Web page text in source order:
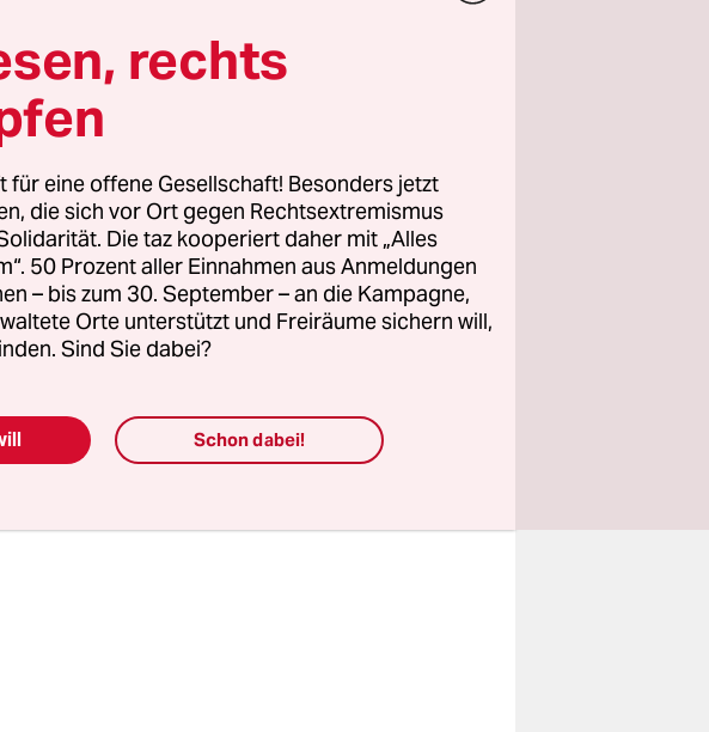
von einem
gekürt.
. Dobrindt hatte es im
um all den
mal kräftig eins
Landtagswahl vielleicht
hat es bekanntlich
der Stimmen. Aber einen
Eskalierer, hatte es
rechts
eine offene Gesellschaft! Besonders jetzt
die sich vor Ort gegen Rechtsextremismus
Die taz kooperiert daher mit „Alles
50 Prozent aller Einnahmen aus Anmeldungen
– bis zum 30. September – an die Kampagne,
Orte unterstützt und Freiräume sichern will,
Sind Sie dabei?
Schon dabei!